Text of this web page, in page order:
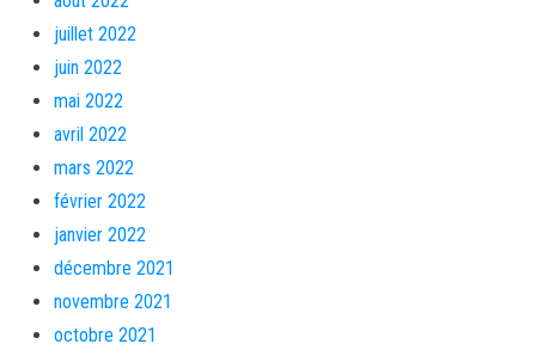
juillet 2022
juin 2022
mai 2022
avril 2022
mars 2022
février 2022
janvier 2022
décembre 2021
novembre 2021
octobre 2021